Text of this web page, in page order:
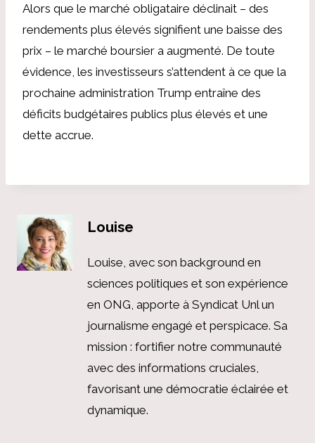
Alors que le marché obligataire déclinait – des
rendements plus élevés signifient une baisse des
prix – le marché boursier a augmenté. De toute
évidence, les investisseurs s’attendent à ce que la
prochaine administration Trump entraîne des
déficits budgétaires publics plus élevés et une
dette accrue.
Louise
Louise, avec son background en
sciences politiques et son expérience
en ONG, apporte à Syndicat Unl un
journalisme engagé et perspicace. Sa
mission : fortifier notre communauté
avec des informations cruciales,
favorisant une démocratie éclairée et
dynamique.